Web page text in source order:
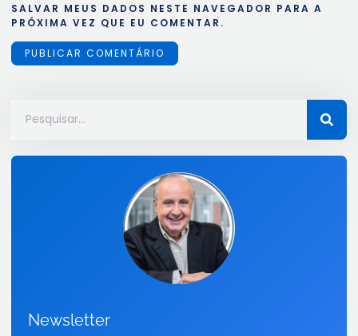
SALVAR MEUS DADOS NESTE NAVEGADOR PARA A
PRÓXIMA VEZ QUE EU COMENTAR.
Newsletter